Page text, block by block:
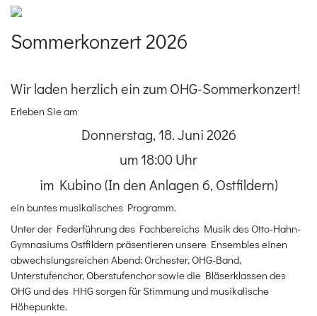
Sommerkonzert 2026
Wir laden herzlich ein zum OHG-Sommerkonzert!
Erleben Sie am
Donnerstag, 18. Juni 2026
um 18:00 Uhr
im Kubino (In den Anlagen 6, Ostfildern)
ein buntes musikalisches Programm.
Unter der Federführung des Fachbereichs Musik des Otto-Hahn-
Gymnasiums Ostfildern präsentieren unsere Ensembles einen
abwechslungsreichen Abend: Orchester, OHG-Band,
Unterstufenchor, Oberstufenchor sowie die Bläserklassen des
OHG und des HHG sorgen für Stimmung und musikalische
Höhepunkte.